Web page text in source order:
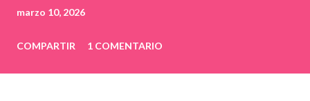
marzo 10, 2026
COMPARTIR 1 COMENTARIO